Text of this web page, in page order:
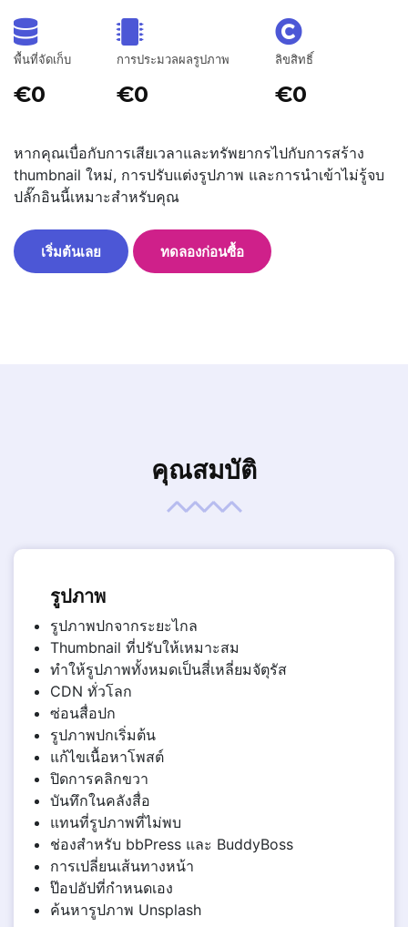
พื้นที่จัดเก็บ
€0
การประมวลผลรูปภาพ
€0
ลิขสิทธิ์
€0
หากคุณเบื่อกับการเสียเวลาและทรัพยากรไปกับการสร้าง
thumbnail ใหม่, การปรับแต่งรูปภาพ และการนำเข้าไม่รู้จบ
ปลั๊กอินนี้เหมาะสำหรับคุณ
เริ่มต้นเลย ทดลองก่อนซื้อ
คุณสมบัติ
รูปภาพ
รูปภาพปกจากระยะไกล
Thumbnail ที่ปรับให้เหมาะสม
ทำให้รูปภาพทั้งหมดเป็นสี่เหลี่ยมจัตุรัส
CDN ทั่วโลก
ซ่อนสื่อปก
รูปภาพปกเริ่มต้น
แก้ไขเนื้อหาโพสต์
ปิดการคลิกขวา
บันทึกในคลังสื่อ
แทนที่รูปภาพที่ไม่พบ
ช่องสำหรับ bbPress และ BuddyBoss
การเปลี่ยนเส้นทางหน้า
ป๊อปอัปที่กำหนดเอง
ค้นหารูปภาพ Unsplash